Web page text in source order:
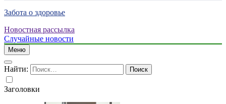
Забота о здоровье
Новостная рассылка
Случайные новости
Меню
Найти:
Заголовки